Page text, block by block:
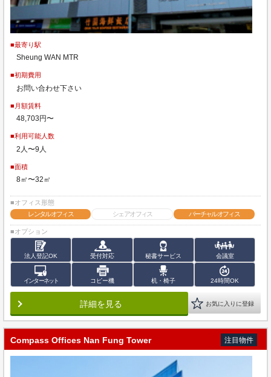
■最寄り駅
Sheung WAN MTR
■初期費用
お問い合わせ下さい
■月額賃料
48,703円〜
■利用可能人数
2人〜9人
■面積
8㎡〜32㎡
■オフィス形態
レンタルオフィス
シェアオフィス バーチャルオフィス
■オプション
法人登記OK 受付対応 秘書サービス 会議室
インターネット コピー機 机・椅子 24時間OK
詳細を見る お気に入りに登録
Compass Offices Nan Fung Tower 注目物件